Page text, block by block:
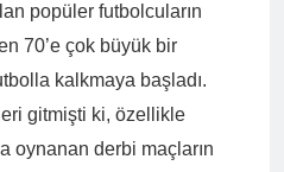
popüler futbolcuların
70’e çok büyük bir
kalkmaya başladı.
gitmişti ki, özellikle
oynanan derbi maçların